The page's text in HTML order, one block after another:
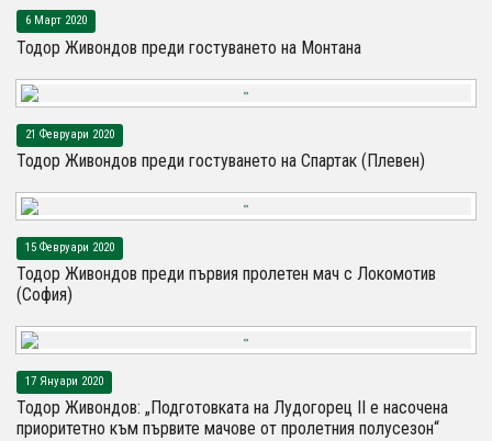
6 Март 2020
Тодор Живондов преди гостуването на Монтана
21 Февруари 2020
Тодор Живондов преди гостуването на Спартак (Плевен)
15 Февруари 2020
Тодор Живондов преди първия пролетен мач с Локомотив
(София)
17 Януари 2020
Тодор Живондов: „Подготовката на Лудогорец II е насочена
приоритетно към първите мачове от пролетния полусезон“